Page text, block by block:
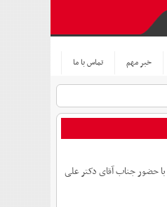
خبر مهم تماس با ما
با حضور جناب آقای دکتر علی